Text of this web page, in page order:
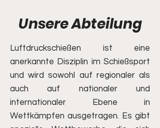
Unsere Abteilung
Luftdruckschießen ist eine
anerkannte Disziplin im Schießsport
und wird sowohl auf regionaler als
auch auf nationaler und
internationaler Ebene in
Wettkämpfen ausgetragen. Es gibt